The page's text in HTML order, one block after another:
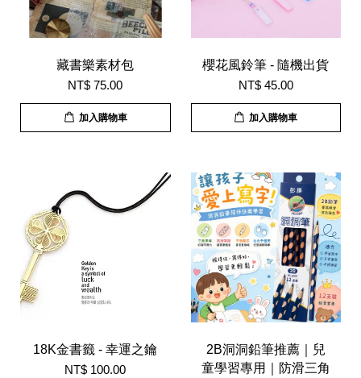
藏書樂素材包
NT$ 75.00
加入購物車
櫻花風鈴筆 - 隨機出貨
NT$ 45.00
加入購物車
18K金書籤 - 幸運之鑰
NT$ 100.00
2B洞洞鉛筆推薦｜兒
童學習專用｜防滑三角